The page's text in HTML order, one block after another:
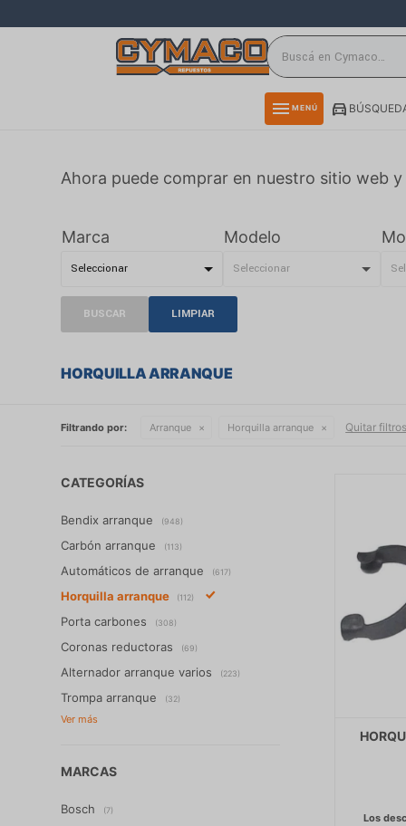
menu MENÚ
Ahora puede comprar en nuestro sitio web
Marca Modelo
BUSCAR LIMPIAR
HORQUILLA ARRANQUE
Filtrando por: Arranque Horquilla arranque Quitar
CATEGORÍAS
Bendix arranque (948)
Carbón arranque (113)
Automáticos de arranque (617)
Horquilla arranque (112)
Porta carbones (308)
Coronas reductoras (69)
Alternador arranque varios (223)
Trompa arranque (32)
MARCAS
Bosch (7)
close
directions_car
smartphone